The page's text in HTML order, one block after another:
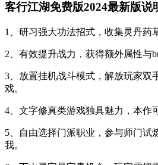
客行江湖免费版2024最新版说
1、研习强大功法招式，收集灵丹药
2、有效提升战力，获得额外属性与
3、放置挂机战斗模式，解放玩家双
戏。
4、文字修真类游戏独具魅力，本作
5、自由选择门派职业，参与师门试
我。